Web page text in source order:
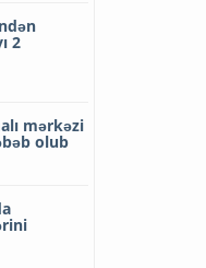
2
mərkəzi
olub